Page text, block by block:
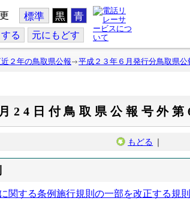
標準 黒 青
る 元にもどす
２年の鳥取県公報 平成２３年６月発行分鳥取県公
24日付鳥取県公報号外第
もどる ｜
関する条例施行規則の一部を改正する規